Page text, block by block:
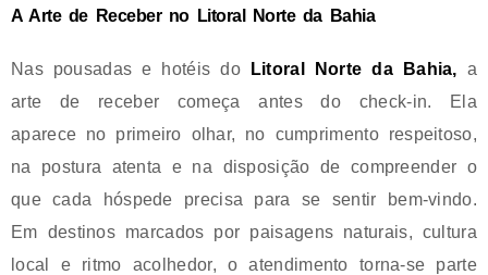
A Arte de Receber no Litoral Norte da Bahia
Nas pousadas e hotéis do Litoral Norte da Bahia, a
arte de receber começa antes do check-in. Ela
aparece no primeiro olhar, no cumprimento respeitoso,
na postura atenta e na disposição de compreender o
que cada hóspede precisa para se sentir bem-vindo.
Em destinos marcados por paisagens naturais, cultura
local e ritmo acolhedor, o atendimento torna-se parte